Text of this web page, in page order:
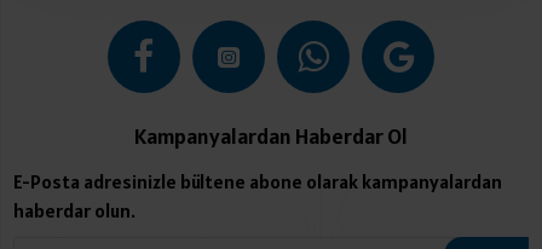
Kampanyalardan Haberdar Ol
E-Posta adresinizle bültene abone olarak kampanyalardan
haberdar olun.